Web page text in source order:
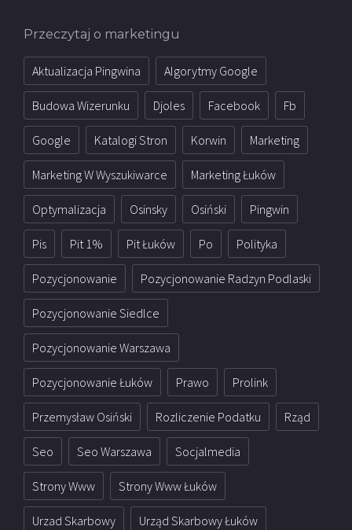
Przeczytaj o marketingu
Aktualizacja Pingwina Algorytmy Google
Budowa Wizerunku Djoles Facebook Fb
Google Katalogi Stron Korwin Marketing
Marketing W Wyszukiwarce Marketing Łuków
Optymalizacja Osinsky Osiński Pingwin
Pis Pit 1% Pit Łuków Po Polityka
Pozycjonowanie Pozycjonowanie Radzyn Podlaski
Pozycjonowanie Siedlce
Pozycjonowanie Warszawa
Pozycjonowanie Łuków Prawo Prolink
Przemysław Osiński Rozliczenie Podatku Rząd
Seo Seo Warszawa Socjalmedia
Strony Www Strony Www Łuków
Urzad Skarbowy Urząd Skarbowy Łuków